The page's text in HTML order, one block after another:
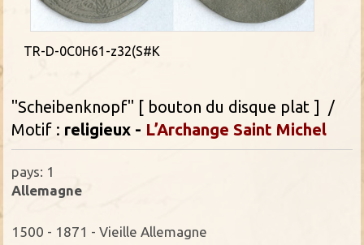
TR-D-0C0H61-z32(S#K
"Scheibenknopf" [ bouton du disque plat ] /
Motif : religieux - L’Archange Saint Michel
pays: 1
Allemagne
1500 - 1871 - Vieille Allemagne